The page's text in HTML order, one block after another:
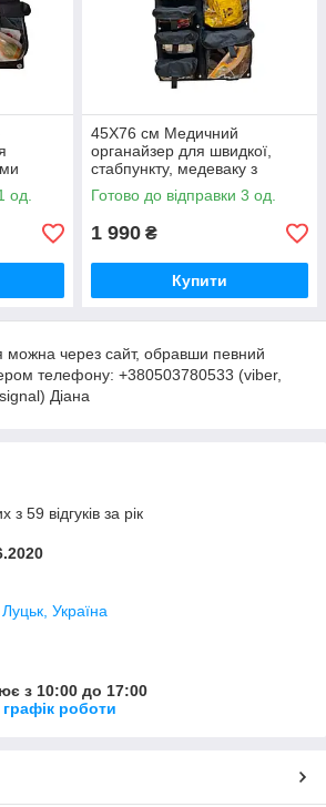
од.
45Х76 см Медичний
органайзер для швидкої,
стабпункту, медеваку з
прозорими кишенями для
land cruiser Кп V9 Стохід
Готово до відправки 3 од.
1 990 ₴
Купити
можна через сайт, обравши певний
телефону: +380503780533 (viber,
Діана
59 відгуків за рік
Україна
з 10:00 до 17:00
роботи